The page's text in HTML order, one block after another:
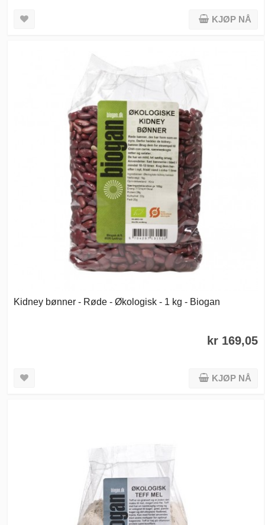
KJØP NÅ
Kidney bønner - Røde - Økologisk - 1 kg - Biogan
kr 169,05
KJØP NÅ